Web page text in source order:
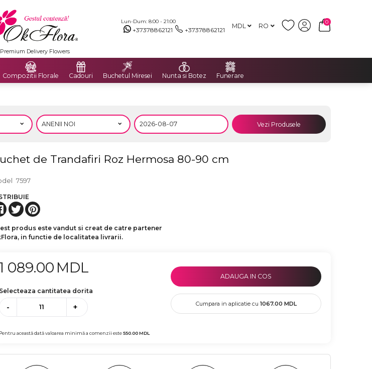
Lun-Dum: 8:00 - 21:00
+37378862121 +37378862121 MDL RO
0
flori în Moldova și România
Compozitii Florale Cadouri Buchetul Miresei Nunta si Botez Funerare
Vezi Produsele
de Trandafiri Roz Hermosa 80-90 cm
7597
produs este vandut si creat de catre partener
in functie de localitatea livrarii.
089.00 MDL
Selecteaza cantitatea dorita
- +
Pentru această dată valoarea minimă a comenzii este550.00MDL
ADAUGA IN COS
Cumpara in aplicatie cu 1067.00 MDL